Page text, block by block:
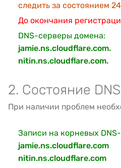
следить за состоянием
До окончания
DNS-серверы домена:
jamie.ns.cloudflare.com.
nitin.ns.cloudflare.com.
2. Состояние
При наличии проблем
Записи на корневых
jamie.ns.cloudflare.com
nitin.ns.cloudflare.com